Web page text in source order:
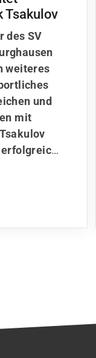
Tsakulov
des SV
weiteres
und
mit
…